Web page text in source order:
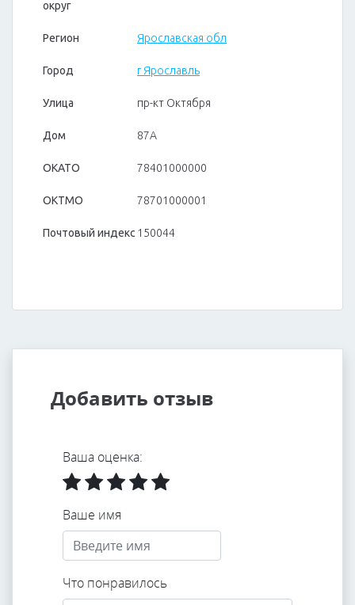
округ
Регион Ярославская обл
Город г Ярославль
Улица пр-кт Октября
Дом 87А
ОКАТО 78401000000
ОКТМО 78701000001
Почтовый индекс150044
Добавить отзыв
Ваша оценка:
Ваше имя
Что понравилось